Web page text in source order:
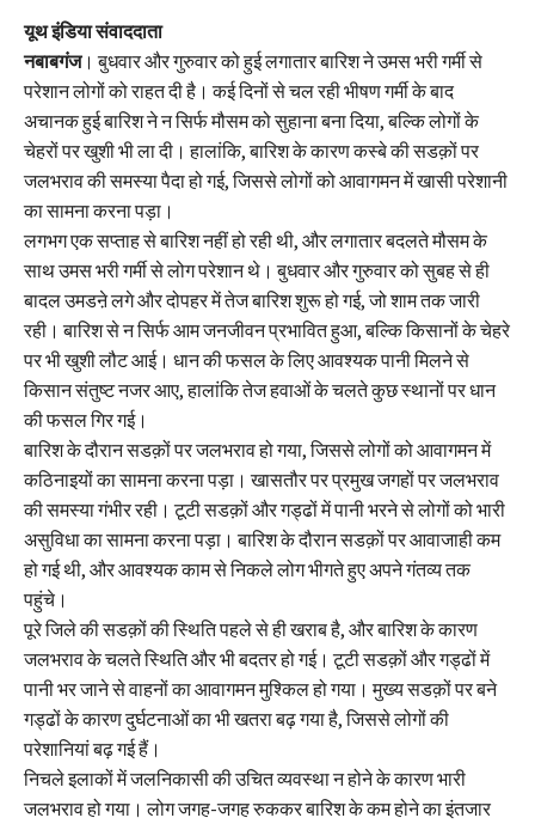
यूथ इंडिया संवाददाता
नबाबगंज। बुधवार और गुरुवार को हुई लगातार बारिश ने उमस भरी गर्मी से
परेशान लोगों को राहत दी है। कई दिनों से चल रही भीषण गर्मी के बाद
अचानक हुई बारिश ने न सिर्फ मौसम को सुहाना बना दिया, बल्कि लोगों के
चेहरों पर खुशी भी ला दी। हालांकि, बारिश के कारण कस्बे की सडक़ों पर
जलभराव की समस्या पैदा हो गई, जिससे लोगों को आवागमन में खासी परेशानी
का सामना करना पड़ा।
लगभग एक सप्ताह से बारिश नहीं हो रही थी, और लगातार बदलते मौसम के
साथ उमस भरी गर्मी से लोग परेशान थे। बुधवार और गुरुवार को सुबह से ही
बादल उमडऩे लगे और दोपहर में तेज बारिश शुरू हो गई, जो शाम तक जारी
रही। बारिश से न सिर्फ आम जनजीवन प्रभावित हुआ, बल्कि किसानों के चेहरे
पर भी खुशी लौट आई। धान की फसल के लिए आवश्यक पानी मिलने से
किसान संतुष्ट नजर आए, हालांकि तेज हवाओं के चलते कुछ स्थानों पर धान
की फसल गिर गई।
बारिश के दौरान सडक़ों पर जलभराव हो गया, जिससे लोगों को आवागमन में
कठिनाइयों का सामना करना पड़ा। खासतौर पर प्रमुख जगहों पर जलभराव
की समस्या गंभीर रही। टूटी सडक़ों और गड्ढों में पानी भरने से लोगों को भारी
असुविधा का सामना करना पड़ा। बारिश के दौरान सडक़ों पर आवाजाही कम
हो गई थी, और आवश्यक काम से निकले लोग भीगते हुए अपने गंतव्य तक
पहुंचे।
पूरे जिले की सडक़ों की स्थिति पहले से ही खराब है, और बारिश के कारण
जलभराव के चलते स्थिति और भी बदतर हो गई। टूटी सडक़ों और गड्ढों में
पानी भर जाने से वाहनों का आवागमन मुश्किल हो गया। मुख्य सडक़ों पर बने
गड्ढों के कारण दुर्घटनाओं का भी खतरा बढ़ गया है, जिससे लोगों की
परेशानियां बढ़ गई हैं।
निचले इलाकों में जलनिकासी की उचित व्यवस्था न होने के कारण भारी
जलभराव हो गया। लोग जगह-जगह रुककर बारिश के कम होने का इंतजार